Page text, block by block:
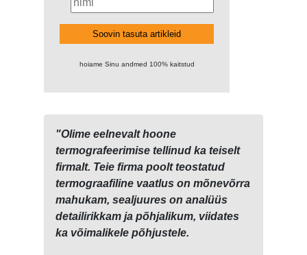
"Olime eelnevalt hoone
termografeerimise tellinud ka teiselt
firmalt. Teie firma poolt teostatud
termograafiline vaatlus on mõnevõrra
mahukam, sealjuures on analüüs
detailirikkam ja põhjalikum, viidates
ka võimalikele põhjustele.
Soovin tasuta artikleid
hoiame Sinu andmed 100% kaitstud